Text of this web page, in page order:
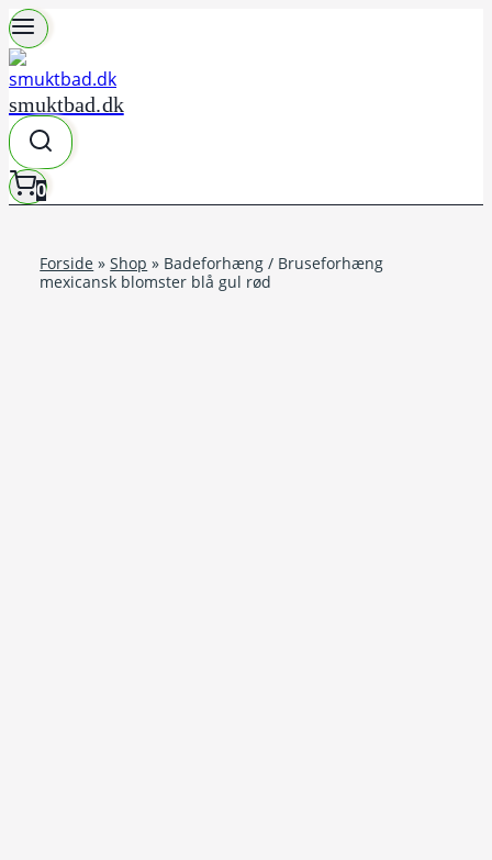
Fortsæt
til
indhold
smuktbad.dk
0
Forside »Shop » Badeforhæng / Bruseforhæng
mexicansk blomster blå gul rød